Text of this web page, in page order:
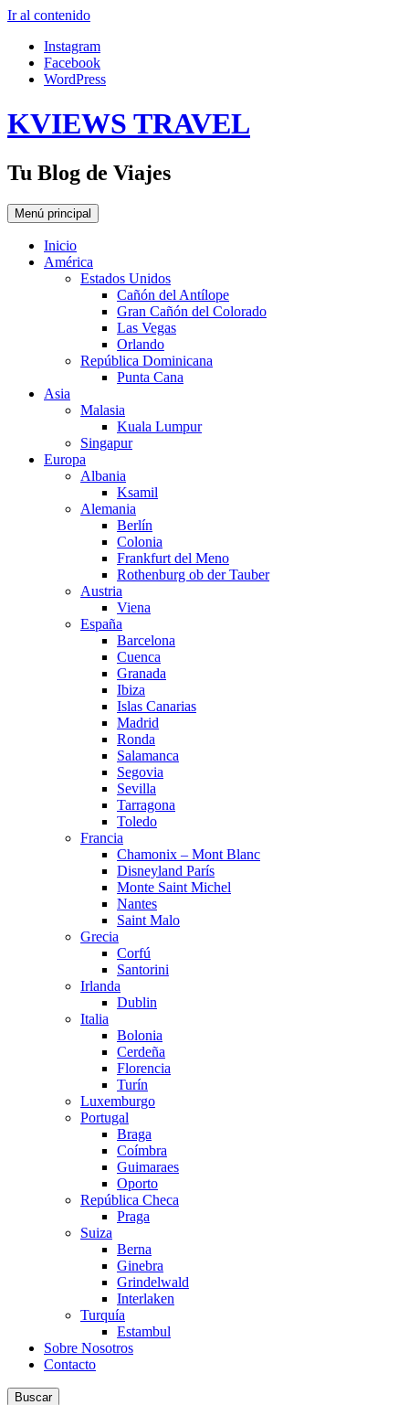
Ir al contenido
Instagram
Facebook
WordPress
KVIEWS TRAVEL
Tu Blog de Viajes
Menú principal
Inicio
América
Estados Unidos
Cañón del Antílope
Gran Cañón del Colorado
Las Vegas
Orlando
República Dominicana
Punta Cana
Asia
Malasia
Kuala Lumpur
Singapur
Europa
Albania
Ksamil
Alemania
Berlín
Colonia
Frankfurt del Meno
Rothenburg ob der Tauber
Austria
Viena
España
Barcelona
Cuenca
Granada
Ibiza
Islas Canarias
Madrid
Ronda
Salamanca
Segovia
Sevilla
Tarragona
Toledo
Francia
Chamonix – Mont Blanc
Disneyland París
Monte Saint Michel
Nantes
Saint Malo
Grecia
Corfú
Santorini
Irlanda
Dublin
Italia
Bolonia
Cerdeña
Florencia
Turín
Luxemburgo
Portugal
Braga
Coímbra
Guimaraes
Oporto
República Checa
Praga
Suiza
Berna
Ginebra
Grindelwald
Interlaken
Turquía
Estambul
Sobre Nosotros
Contacto
Buscar